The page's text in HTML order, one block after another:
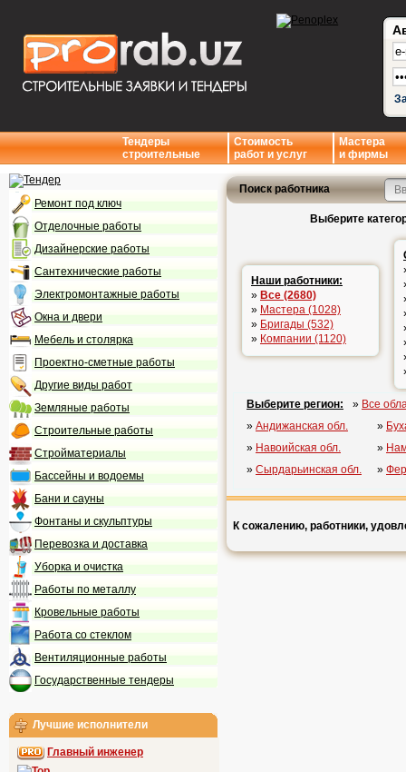
Тендеры
строительные
Стоимость
работ и услуг
Мастера
и фирмы
Ремонт под ключ
Отделочные работы
Дизайнерские работы
Сантехнические работы
Электромонтажные работы
Окна и двери
Мебель и столярка
Проектно-сметные работы
Другие виды работ
Земляные работы
Строительные работы
Стройматериалы
Бассейны и водоемы
Бани и сауны
Фонтаны и скульптуры
Перевозка и доставка
Уборка и очистка
Работы по металлу
Кровельные работы
Работа со стеклом
Вентиляционные работы
Государственные тендеры
Лучшие исполнители
Главный инженер
Поиск работника
Выберите
Наши работники:
» Все (2680)
» Мастера (1028)
» Бригады (532)
» Компании (1120)
Выберите регион: » Все
» Андижанская обл. »
» Навоийская обл. »
» Сырдарьинская обл. »
К сожалению, работники,